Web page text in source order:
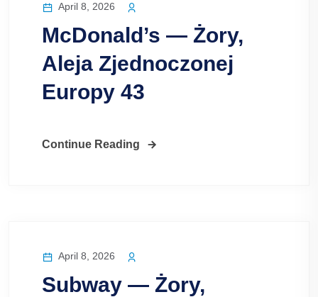
April 8, 2026
McDonald’s — Żory,
Aleja Zjednoczonej
Europy 43
Continue Reading
April 8, 2026
Subway — Żory,